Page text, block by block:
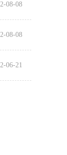
08-08
08-08
06-21